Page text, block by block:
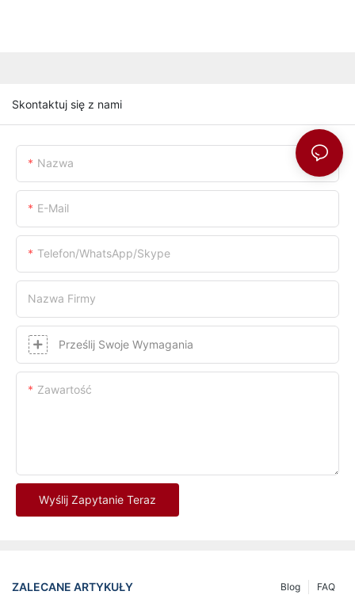
Skontaktuj się z nami
Nazwa
E-Mail
Telefon/WhatsApp/Skype
Nazwa Firmy
Prześlij Swoje Wymagania
Zawartość
Wyślij Zapytanie Teraz
ZALECANE ARTYKUŁY FAQ
Blog